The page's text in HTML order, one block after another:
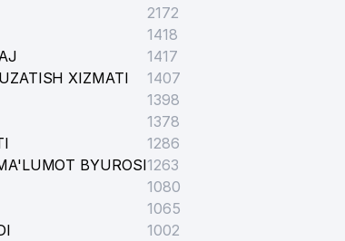
RESURS MARKAZI
2172
1418
1417
XIZMATI
1407
1398
1378
1286
BYUROSI1263
1080
1065
1002